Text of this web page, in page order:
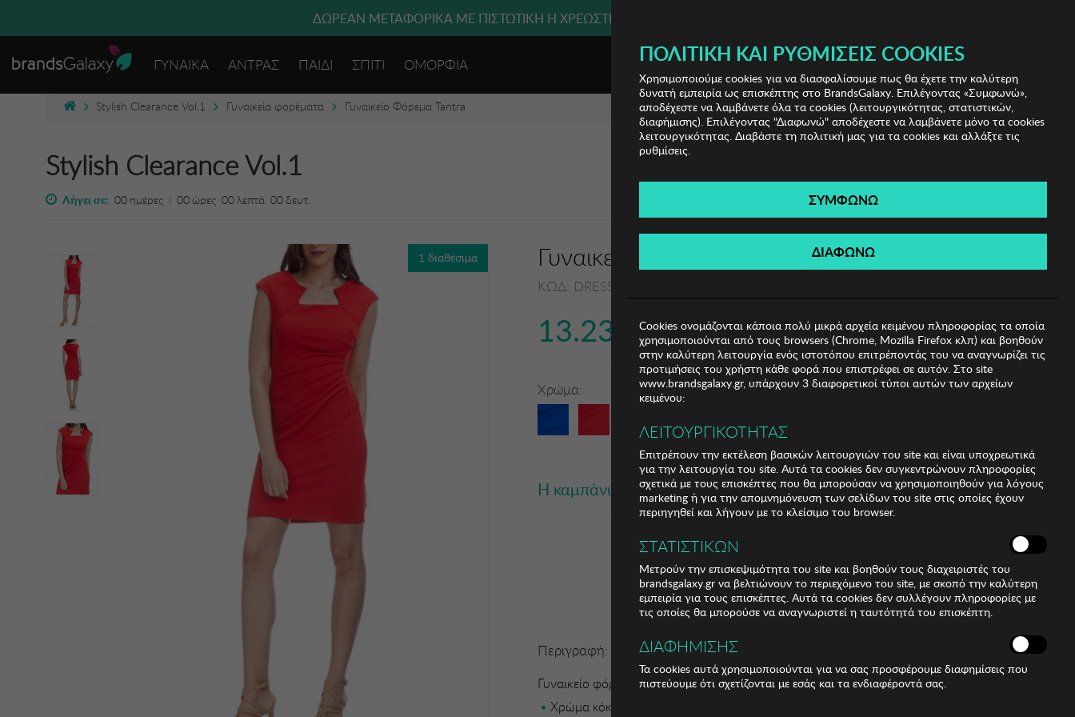
ΔΩΡΕΑΝ ΜΕΤΑΦΟΡΙΚΑ ΜΕ ΠΙΣΤΩΤΙΚΗ Ή ΧΡΕΩΣΤΙΚΗ ΚΑΡΤΑ, PAYPAL & IRIS!
ΓΥΝΑΙΚΑ ΑΝΤΡΑΣ ΠΑΙΔΙ ΣΠΙΤΙ ΟΜΟΡΦΙΑ (0)
Stylish Clearance Vol.1 Γυναικεία φορέματα Γυναικείο Φόρεμα Tantra
Stylish Clearance Vol.1
Λήγει σε: 00ημέρες | 00 ώρες 00λεπτά 00 δευτ.
1 διαθέσιμα Γυναικείο Φόρεμα Tantra
ΚΩΔ: DRESS3100005
13.23€
Xρώμα: Μέγεθος:
Η καμπάνια έχει λήξει
Περιγραφή:
Γυναικείο φόρεμα Tantra <
Χρώμα κόκκινο
ΠΟΛΙΤΙΚΉ ΚΑΙ ΡΥΘΜΊΣΕΙΣ COOKIES
Χρησιμοποιούμε cookies για να διασφαλίσουμε πως θα έχετε την καλύτερη
δυνατή εμπειρία ως επισκέπτης στο BrandsGalaxy. Επιλέγοντας «Συμφωνώ»,
αποδέχεστε να λαμβάνετε όλα τα cookies (λειτουργικότητας, στατιστικών,
διαφήμισης). Επιλέγοντας "Διαφωνώ" αποδέχεστε να λαμβάνετε μόνο τα cookies
λειτουργικότητας. Διαβάστε τη πολιτική μας για τα cookies και αλλάξτε τις
ρυθμίσεις.
ΣΥΜΦΩΝΩ
ΔΙΑΦΩΝΩ
Cookies ονομάζονται κάποια πολύ μικρά αρχεία κειμένου πληροφορίας τα οποία
χρησιμοποιούνται από τους browsers (Chrome, Mozilla Firefox κλπ) και βοηθούν
στην καλύτερη λειτουργία ενός ιστοτόπου επιτρέποντάς του να αναγνωρίζει τις
προτιμήσεις του χρήστη κάθε φορά που επιστρέφει σε αυτόν. Στο site
www.brandsgalaxy.gr, υπάρχουν 3 διαφορετικοί τύποι αυτών των αρχείων
κειμένου:
ΛΕΙΤΟΥΡΓΙΚΟΤΗΤΑΣ
Επιτρέπουν την εκτέλεση βασικών λειτουργιών του site και είναι υποχρεωτικά
για την λειτουργία του site. Αυτά τα cookies δεν συγκεντρώνουν πληροφορίες
σχετικά με τους επισκέπτες που θα μπορούσαν να χρησιμοποιηθούν για λόγους
marketing ή για την απομνημόνευση των σελίδων του site στις οποίες έχουν
περιηγηθεί και λήγουν με το κλείσιμο του browser.
ΣΤΑΤΙΣΤΙΚΩΝ
Μετρούν την επισκεψιμότητα του site και βοηθούν τους διαχειριστές του
brandsgalaxy.gr να βελτιώνουν το περιεχόμενο του site, με σκοπό την καλύτερη
εμπειρία για τους επισκέπτες. Αυτά τα cookies δεν συλλέγουν πληροφορίες με
τις οποίες θα μπορούσε να αναγνωριστεί η ταυτότητά του επισκέπτη.
ΔΙΑΦΗΜΙΣΗΣ
Τα cookies αυτά χρησιμοποιούνται για να σας προσφέρουμε διαφημίσεις που
πιστεύουμε ότι σχετίζονται με εσάς και τα ενδιαφέροντά σας.